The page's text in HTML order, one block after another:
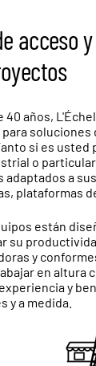
acceso
40 años,
soluciones
si es usted
o
adaptados a
plataformas
están
su
y
en altura
y
y a medida.